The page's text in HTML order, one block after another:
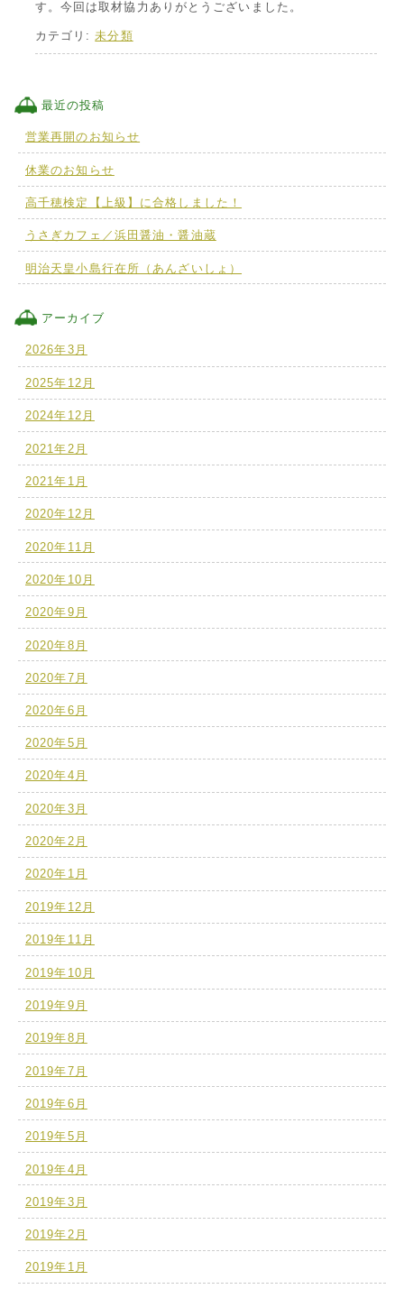
す。今回は取材協力ありがとうございました。
カテゴリ:未分類
最近の投稿
営業再開のお知らせ
休業のお知らせ
高千穂検定【上級】に合格しました！
うさぎカフェ／浜田醤油・醤油蔵
明治天皇小島行在所（あんざいしょ）
アーカイブ
2026年3月
2025年12月
2024年12月
2021年2月
2021年1月
2020年12月
2020年11月
2020年10月
2020年9月
2020年8月
2020年7月
2020年6月
2020年5月
2020年4月
2020年3月
2020年2月
2020年1月
2019年12月
2019年11月
2019年10月
2019年9月
2019年8月
2019年7月
2019年6月
2019年5月
2019年4月
2019年3月
2019年2月
2019年1月